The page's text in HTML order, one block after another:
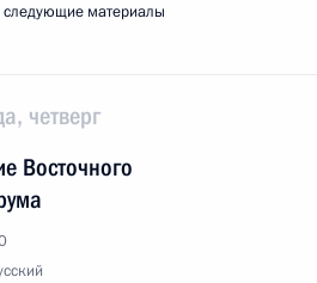
следующие материалы
четверг
Восточного